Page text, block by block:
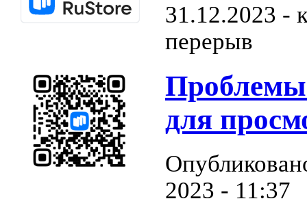
31.12.2023 -
перерыв
Проблемы
для
2023 - 11:37